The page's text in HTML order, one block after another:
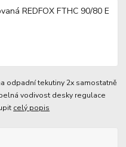
odpadní tekutiny 2x samostatně
vodivost desky regulace
celý popis